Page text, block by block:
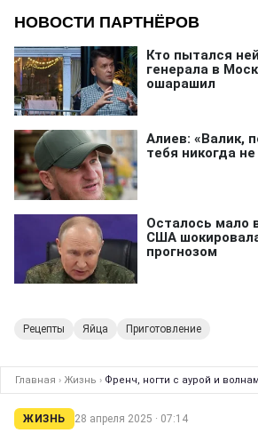
Рецепты Яйца Приготовление
Главная › Жизнь › Френч, ногти с аурой и
ЖИЗНЬ 28 апреля 2025 · 07:14